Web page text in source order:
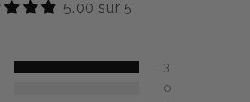
5.00 sur 5
3
0